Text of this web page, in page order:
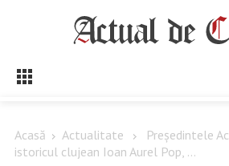
Acasă Actualitate
Președintele
istoricul clujean Ioan Aurel Pop, ...